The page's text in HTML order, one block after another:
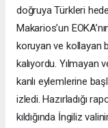
doğruya Türkleri
Makarios’un
koruyan ve kollayan
kalıyordu. Yılmayan
kanlı eylemlerine
izledi. Hazırladığı
kıldığında İngiliz